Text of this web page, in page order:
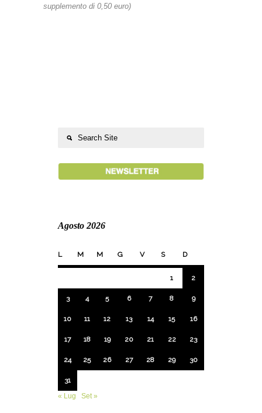
supplemento di 0,50 euro)
Agosto 2026
L M M G V S D
1 2
3 4 5 6 7 8 9
10 11 12 13 14 15 16
17 18 19 20 21 22 23
24 25 26 27 28 29 30
31
« Lug
Set »